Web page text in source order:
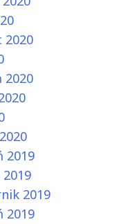
2020
2020
2019
2019
2019